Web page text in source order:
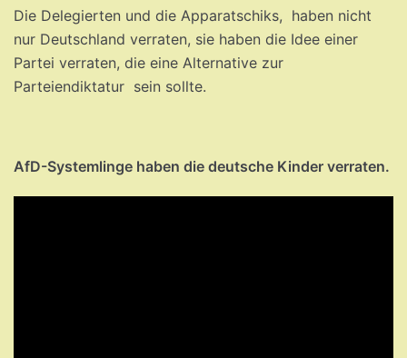
Die Delegierten und die Apparatschiks, haben nicht
nur Deutschland verraten, sie haben die Idee einer
Partei verraten, die eine Alternative zur
Parteiendiktatur sein sollte.
AfD-Systemlinge haben die deutsche Kinder verraten.